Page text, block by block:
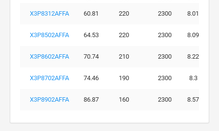
X3P8312AFFA 60.81 220 2300 8.01
X3P8502AFFA 64.53 220 2300 8.09
X3P8602AFFA 70.74 210 2300 8.22
X3P8702AFFA 74.46 190 2300 8.3
X3P8902AFFA 86.87 160 2300 8.57